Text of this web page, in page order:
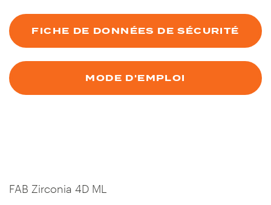
FICHE DE DONNÉES DE SÉCURITÉ
MODE D'EMPLOI
FAB Zirconia 4D ML